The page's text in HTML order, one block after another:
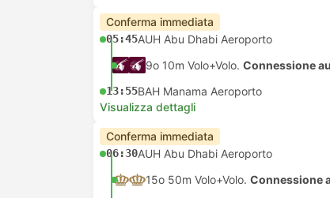
Conferma immediata
05:45AUH Abu Dhabi Aeroporto
9o 10m Volo+Volo. Connessione
13:55BAH Manama Aeroporto
Visualizza dettagli
Conferma immediata
06:30AUH Abu Dhabi Aeroporto
15o 50m Volo+Volo. Connessione